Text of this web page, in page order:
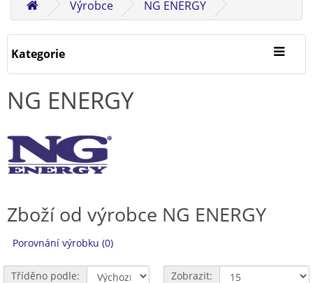
Výrobce NG ENERGY
Kategorie
NG ENERGY
Zboží od výrobce NG ENERGY
Porovnání výrobku (0)
Tříděno podle: Zobrazit: